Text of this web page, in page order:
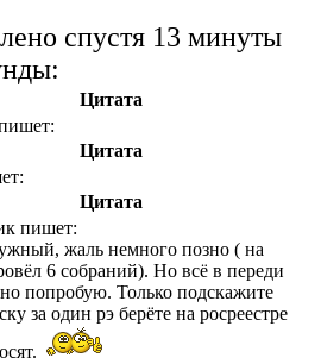
спустя 13 минуты
Цитата
Цитата
Цитата
пишет:
жаль немного позно ( на
6 собраний). Но всё в переди
попробую. Только подскажите
за один рэ берёте на росреестре